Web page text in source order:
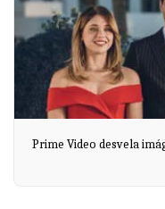
Prime Video desvela